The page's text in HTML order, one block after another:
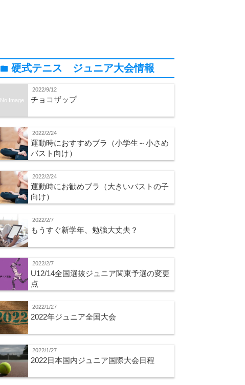
folder 硬式テニス ジュニア大会情報
No Image
2022/9/12
チョコザップ
2022/2/24
運動時におすすめブラ（小学生～小さめ
バスト向け）
2022/2/24
運動時にお勧めブラ（大きいバストの子
向け）
2022/2/7
もうすぐ新学年、勉強大丈夫？
2022/2/7
U12/14全国選抜ジュニア関東予選の変更
点
2022/1/27
2022年ジュニア全国大会
2022/1/27
2022日本国内ジュニア国際大会日程